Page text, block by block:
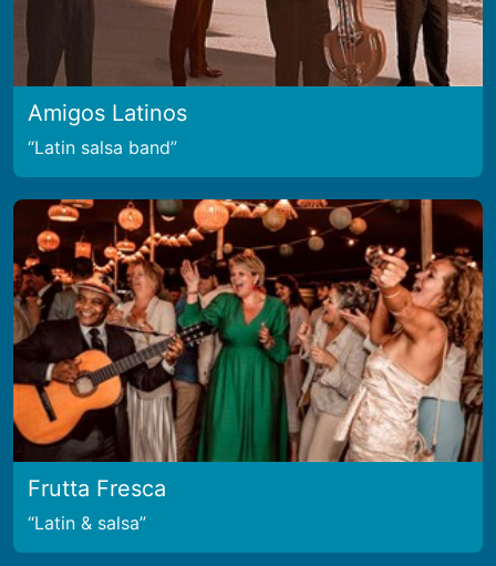
Amigos Latinos
Latin salsa band
Frutta Fresca
Latin & salsa